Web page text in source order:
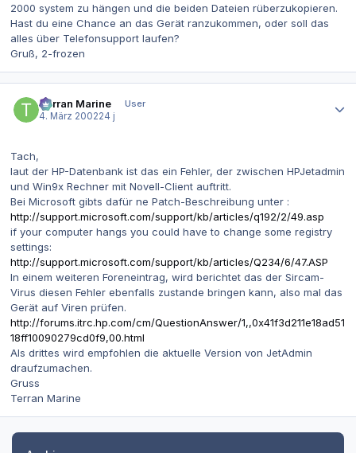
2000 system zu hängen und die beiden Dateien rüberzukopieren.
Hast du eine Chance an das Gerät ranzukommen, oder soll das
alles über Telefonsupport laufen?
Gruß, 2-frozen
Terran Marine
User
4. März 200224 j
Tach,
laut der HP-Datenbank ist das ein Fehler, der zwischen HPJetadmin
und Win9x Rechner mit Novell-Client auftritt.
Bei Microsoft gibts dafür ne Patch-Beschreibung unter :
http://support.microsoft.com/support/kb/articles/q192/2/49.asp
if your computer hangs you could have to change some registry
settings:
http://support.microsoft.com/support/kb/articles/Q234/6/47.ASP
In einem weiteren Foreneintrag, wird berichtet das der Sircam-
Virus diesen Fehler ebenfalls zustande bringen kann, also mal das
Gerät auf Viren prüfen.
http://forums.itrc.hp.com/cm/QuestionAnswer/1,,0x41f3d211e18ad51
18ff10090279cd0f9,00.html
Als drittes wird empfohlen die aktuelle Version von JetAdmin
draufzumachen.
Gruss
Terran Marine